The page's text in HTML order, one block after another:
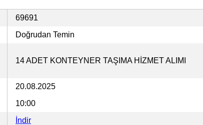
69691
Doğrudan Temin
14 ADET KONTEYNER TAŞIMA HİZMET ALIMI
20.08.2025
10:00
İndir